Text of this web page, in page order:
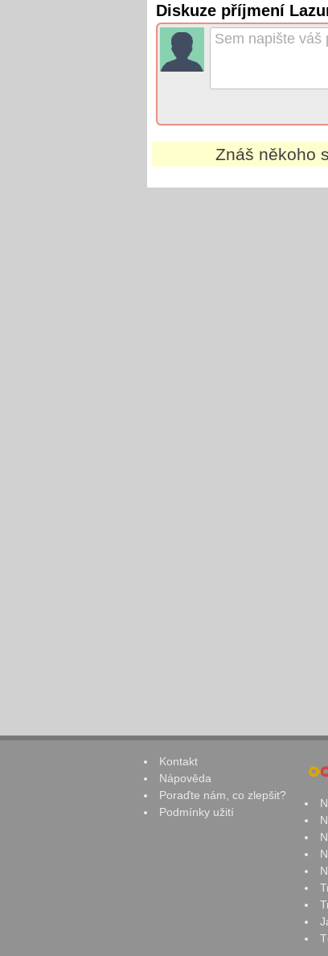
Diskuze příjmení
Znáš někoho
Kontakt
Nápověda
Poraďte nám, co zlepšit?
Podmínky užití